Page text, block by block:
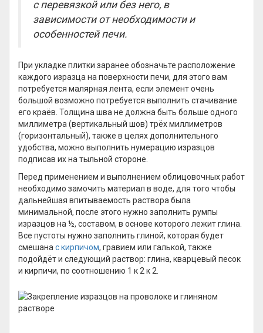
с перевязкой или без него, в
зависимости от необходимости и
особенностей печи.
При укладке плитки заранее обозначьте расположение
каждого изразца на поверхности печи, для этого вам
потребуется малярная лента, если элемент очень
большой возможно потребуется выполнить стачивание
его краёв. Толщина шва не должна быть больше одного
миллиметра (вертикальный шов) трёх миллиметров
(горизонтальный), также в целях дополнительного
удобства, можно выполнить нумерацию изразцов
подписав их на тыльной стороне.
Перед применением и выполнением облицовочных работ
необходимо замочить материал в воде, для того чтобы
дальнейшая впитываемость раствора была
минимальной, после этого нужно заполнить румпы
изразцов на ½, составом, в основе которого лежит глина.
Все пустоты нужно заполнить глиной, которая будет
смешана с кирпичом, гравием или галькой, также
подойдёт и следующий раствор: глина, кварцевый песок
и кирпичи, по соотношению 1 к 2 к 2.